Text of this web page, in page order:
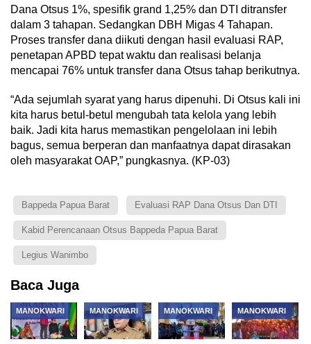
Dana Otsus 1%, spesifik grand 1,25% dan DTI ditransfer
dalam 3 tahapan. Sedangkan DBH Migas 4 Tahapan.
Proses transfer dana diikuti dengan hasil evaluasi RAP,
penetapan APBD tepat waktu dan realisasi belanja
mencapai 76% untuk transfer dana Otsus tahap berikutnya.
“Ada sejumlah syarat yang harus dipenuhi. Di Otsus kali ini
kita harus betul-betul mengubah tata kelola yang lebih
baik. Jadi kita harus memastikan pengelolaan ini lebih
bagus, semua berperan dan manfaatnya dapat dirasakan
oleh masyarakat OAP,” pungkasnya. (KP-03)
Bappeda Papua Barat Evaluasi RAP Dana Otsus Dan DTI
Kabid Perencanaan Otsus Bappeda Papua Barat
Legius Wanimbo
Baca Juga
MANOKWARI MANOKWARI MANOKWARI MANOKWARI